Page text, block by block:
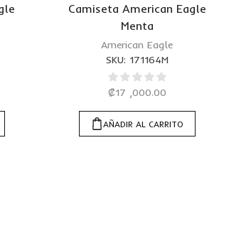
Camiseta American Eagle
Menta
American Eagle
SKU: 171164M
₡17 ,000.00
AÑADIR AL CARRITO